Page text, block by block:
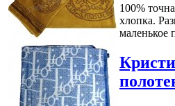
100%
хлопка.
маленькое